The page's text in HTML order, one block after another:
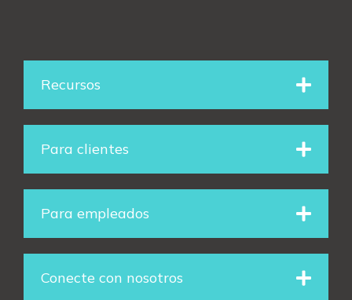
o
k
i
r
m
Recursos
Para clientes
Para empleados
Conecte con nosotros